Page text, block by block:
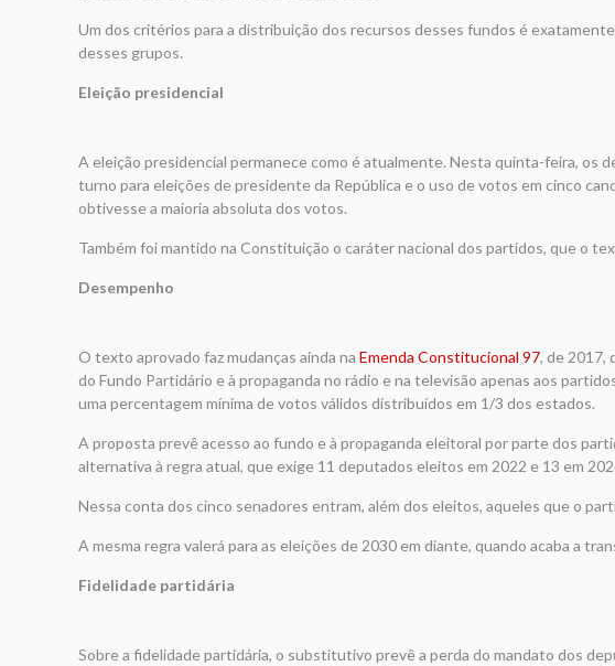
Um dos critérios para a distribuição dos recursos desses fundos é
desses grupos.
Eleição presidencial
A eleição presidencial permanece como é atualmente. Nesta quinta-feira, os
turno para eleições de presidente da República e o uso de votos em cinco
obtivesse a maioria absoluta dos votos.
Também foi mantido na Constituição o caráter nacional dos partidos, que o
Desempenho
O texto aprovado faz mudanças ainda naEmenda Constitucional 97, de 2017,
do Fundo Partidário e à propaganda no rádio e na televisão apenas aos
uma percentagem mínima de votos válidos distribuídos em 1/3 dos estados.
A proposta prevê acesso ao fundo e à propaganda eleitoral por parte dos
alternativa à regra atual, que exige 11 deputados eleitos em 2022 e 13 em
Nessa conta dos cinco senadores entram, além dos eleitos, aqueles que o
A mesma regra valerá para as eleições de 2030 em diante, quando acaba a
Fidelidade partidária
Sobre a fidelidade partidária, o substitutivo prevê a perda do mandato dos